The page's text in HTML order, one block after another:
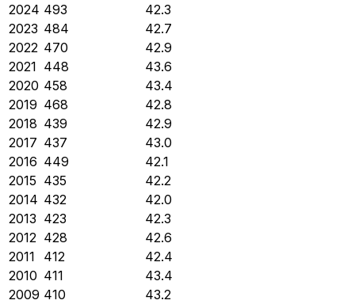
2024 493
42.3
2023 484
42.7
2022 470
42.9
2021 448
43.6
2020 458
43.4
2019 468
42.8
2018 439
42.9
2017 437
43.0
2016 449
42.1
2015 435
42.2
2014 432
42.0
2013 423
42.3
2012 428
42.6
2011
412
42.4
2010 411
43.4
2009 410 43.2